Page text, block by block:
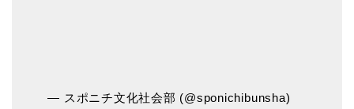
— スポニチ文化社会部 (@sponichibunsha)